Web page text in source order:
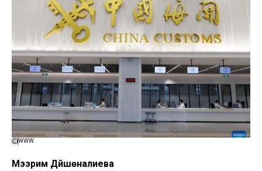
WWW
Мээрим Дүйшөналиева